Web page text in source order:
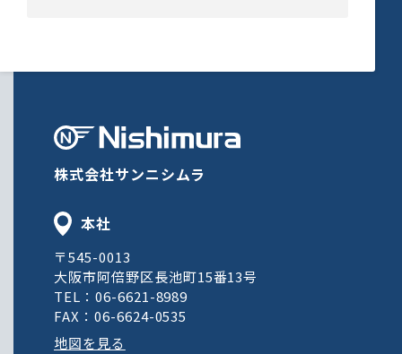
株式会社サンニシムラ
本社
〒545-0013
大阪市阿倍野区長池町15番13号
TEL：06-6621-8989
FAX：06-6624-0535
地図を見る